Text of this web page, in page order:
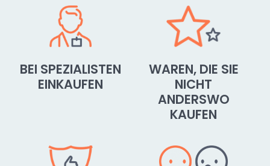
BEI SPEZIALISTEN
EINKAUFEN
WAREN, DIE SIE
NICHT
ANDERSWO
KAUFEN